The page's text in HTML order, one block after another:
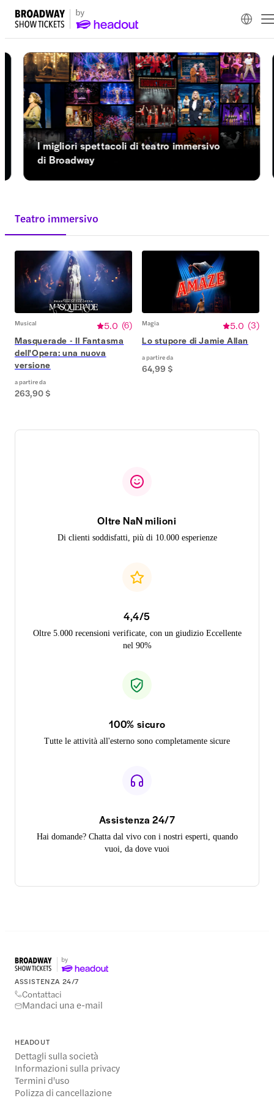
I migliori spettacoli di teatro immersivo
di Broadway
Teatro immersivo
Musical 5.0 (6)
Masquerade - Il Fantasma
dell'Opera: una nuova
versione
a partire da
263,90 $
Magia 5.0 (3)
Lo stupore di Jamie Allan
a partire da
64,99 $
Oltre NaN milioni
Di clienti soddisfatti, più di 10.000 esperienze
4,4/5
Oltre 5.000 recensioni verificate, con un giudizio Eccellente
nel 90%
100% sicuro
Tutte le attività all'esterno sono completamente sicure
Assistenza 24/7
Hai domande? Chatta dal vivo con i nostri esperti, quando
vuoi, da dove vuoi
ASSISTENZA 24/7
Contattaci
Mandaci una e-mail
HEADOUT
Dettagli sulla società
Informazioni sulla privacy
Termini d'uso
Polizza di cancellazione